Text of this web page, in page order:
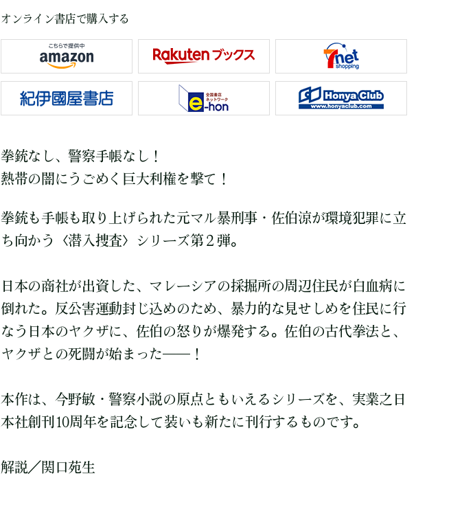
オンライン書店で購入する
拳銃なし、警察手帳なし！
熱帯の闇にうごめく巨大利権を撃て！
拳銃も手帳も取り上げられた元マル暴刑事・佐伯涼が環境犯罪に立
ち向かう〈潜入捜査〉シリーズ第２弾。
日本の商社が出資した、マレーシアの採掘所の周辺住民が白血病に
倒れた。反公害運動封じ込めのため、暴力的な見せしめを住民に行
なう日本のヤクザに、佐伯の怒りが爆発する。佐伯の古代拳法と、
ヤクザとの死闘が始まった――！
本作は、今野敏・警察小説の原点ともいえるシリーズを、実業之日
本社創刊10周年を記念して装いも新たに刊行するものです。
解説／関口苑生